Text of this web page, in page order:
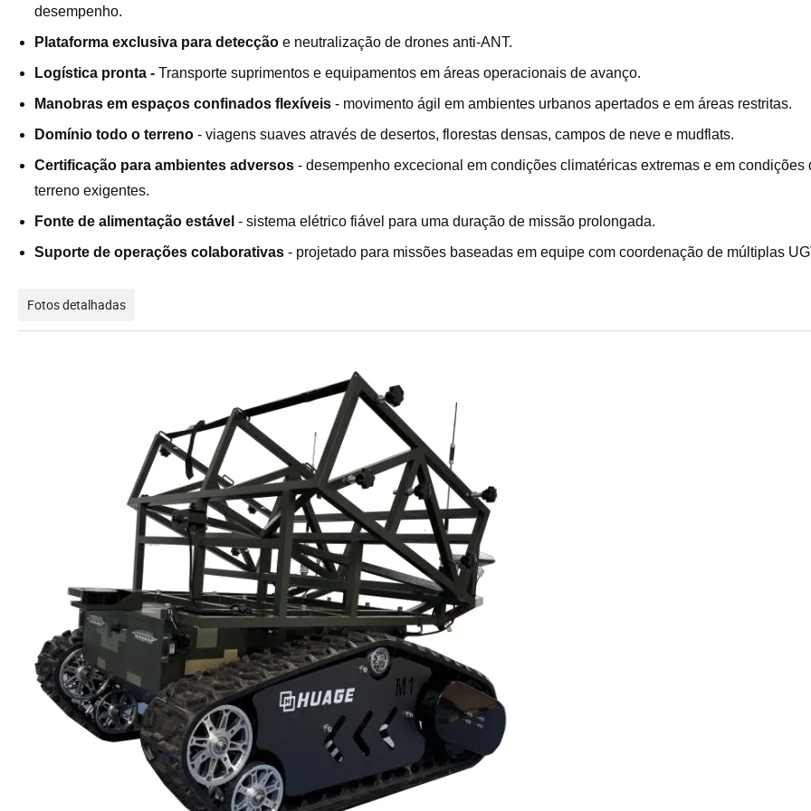
desempenho.
Plataforma exclusiva para detecção e neutralização de drones anti-ANT.
Logística pronta - Transporte suprimentos e equipamentos em áreas operacionais de avanço.
Manobras em espaços confinados flexíveis - movimento ágil em ambientes urbanos apertados e em áreas restritas.
Domínio todo o terreno - viagens suaves através de desertos, florestas densas, campos de neve e mudflats.
Certificação para ambientes adversos - desempenho excecional em condições climatéricas extremas e em condições
terreno exigentes.
Fonte de alimentação estável - sistema elétrico fiável para uma duração de missão prolongada.
Suporte de operações colaborativas - projetado para missões baseadas em equipe com coordenação de múltiplas
Fotos detalhadas